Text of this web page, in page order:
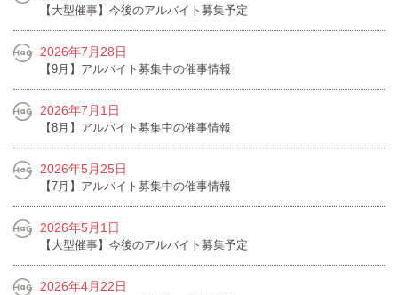
【大型催事】今後のアルバイト募集予定
2026年7月28日
【9月】アルバイト募集中の催事情報
2026年7月1日
【8月】アルバイト募集中の催事情報
2026年5月25日
【7月】アルバイト募集中の催事情報
2026年5月1日
【大型催事】今後のアルバイト募集予定
2026年4月22日